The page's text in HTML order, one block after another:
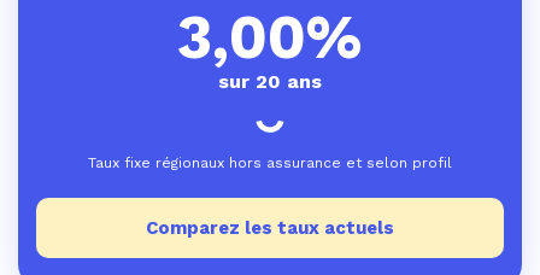
3,00%
sur 20 ans
Taux fixe régionaux hors assurance et selon profil
Comparez les taux actuels